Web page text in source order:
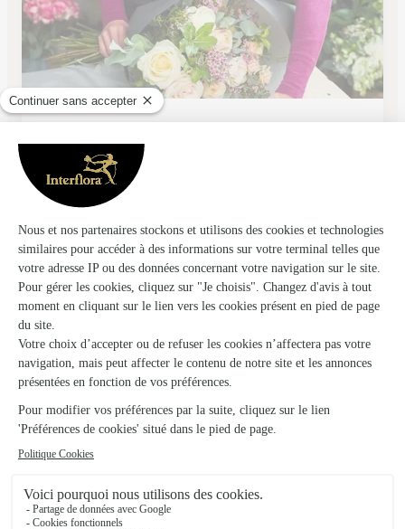
Monloup Artisan Fleuriste
★★★★4.4 (60)
52 avenue de Paris
Voir la boutique
Planet’fleurs
La Monnerie le Montel
Voir la boutique